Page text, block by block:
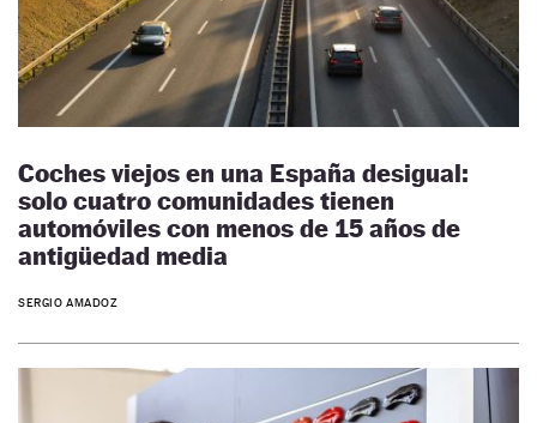
Coches viejos en una España desigual:
solo cuatro comunidades tienen
automóviles con menos de 15 años de
antigüedad media
SERGIO AMADOZ